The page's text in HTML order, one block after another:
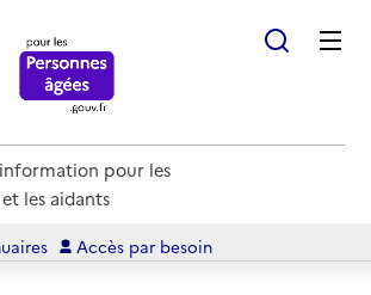
pour les
les aidants
Accès par besoin